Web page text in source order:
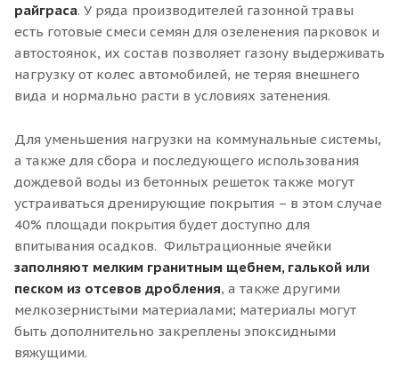
райграса. У ряда производителей газонной травы
есть готовые смеси семян для озеленения парковок и
автостоянок, их состав позволяет газону выдерживать
нагрузку от колес автомобилей, не теряя внешнего
вида и нормально расти в условиях затенения.
Для уменьшения нагрузки на коммунальные системы,
а также для cбора и последующего использования
дождевой воды из бетонных решеток также могут
устраиваться дренирующие покрытия – в этом случае
40% площади покрытия будет доступно для
впитывания осадков. Фильтрационные ячейки
заполняют мелким гранитным щебнем, галькой или
песком из отсевов дробления, а также другими
мелкозернистыми материалами; материалы могут
быть дополнительно закреплены эпоксидными
вяжущими.